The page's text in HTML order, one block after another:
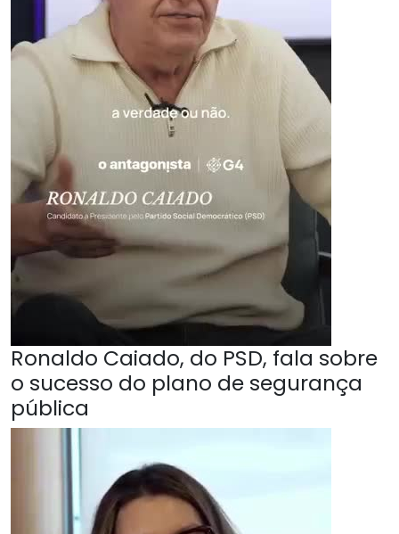
Ronaldo Caiado, do PSD, fala sobre
o sucesso do plano de segurança
pública